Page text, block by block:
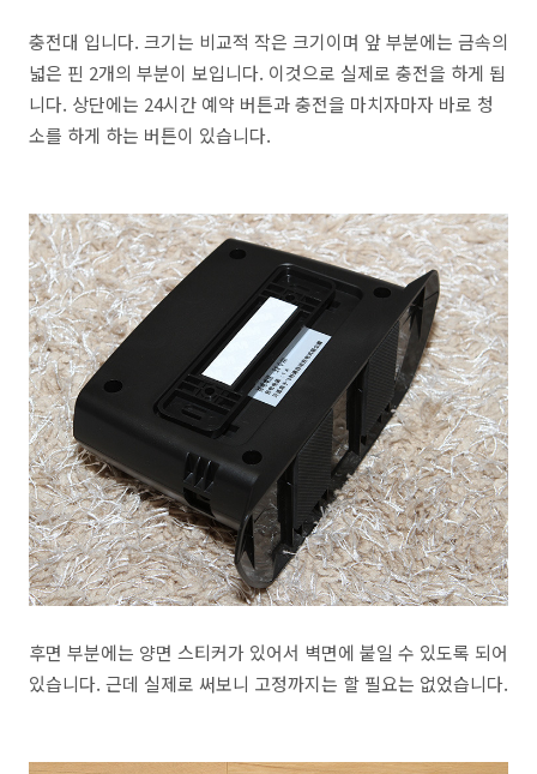
충전대 입니다. 크기는 비교적 작은 크기이며 앞 부분에는 금속의
넓은 핀 2개의 부분이 보입니다. 이것으로 실제로 충전을 하게 됩
니다. 상단에는 24시간 예약 버튼과 충전을 마치자마자 바로 청
소를 하게 하는 버튼이 있습니다.
후면 부분에는 양면 스티커가 있어서 벽면에 붙일 수 있도록 되어
있습니다. 근데 실제로 써보니 고정까지는 할 필요는 없었습니다.